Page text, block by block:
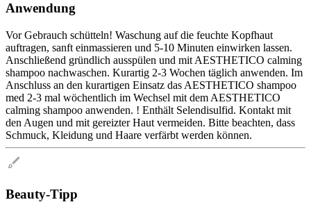
Anwendung
Vor Gebrauch schütteln! Waschung auf die feuchte Kopfhaut
auftragen, sanft einmassieren und 5-10 Minuten einwirken lassen.
Anschließend gründlich ausspülen und mit AESTHETICO calming
shampoo nachwaschen. Kurartig 2-3 Wochen täglich anwenden. Im
Anschluss an den kurartigen Einsatz das AESTHETICO shampoo
med 2-3 mal wöchentlich im Wechsel mit dem AESTHETICO
calming shampoo anwenden. ! Enthält Selendisulfid. Kontakt mit
den Augen und mit gereizter Haut vermeiden. Bitte beachten, dass
Schmuck, Kleidung und Haare verfärbt werden können.
Beauty-Tipp